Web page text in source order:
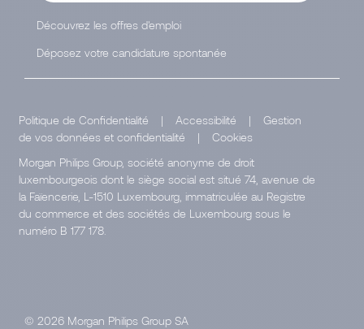
Découvrez les offres d'emploi
Déposez votre candidature spontanée
Politique de Confidentialité | Accessibilité |
Gestion
de vos données et confidentialité
|
Cookies
Morgan Philips Group, société anonyme de droit
luxembourgeois dont le siège social est situé 74, avenue de
la Faïencerie, L-1510 Luxembourg, immatriculée au Registre
du commerce et des sociétés de Luxembourg sous le
numéro B 177 178.
© 2026 Morgan Philips Group SA